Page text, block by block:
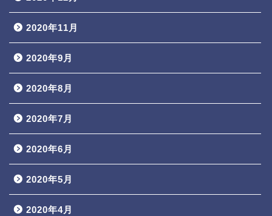
2020年11月
2020年9月
2020年8月
2020年7月
2020年6月
2020年5月
2020年4月